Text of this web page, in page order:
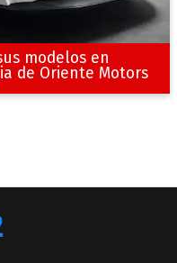
modelos en
de Oriente Motors